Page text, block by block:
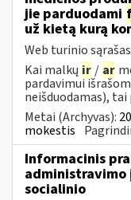
jie parduodami
už kietą kurą
Web turinio sąrašas
Kai malkų ir / ar
pardavimui
neišduodamas),
Metai (Archyvas):
mokestis
Informacinis
socialinio